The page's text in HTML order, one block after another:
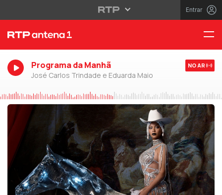
Entrar
Programa da Manhã
José Carlos Trindade e Eduarda Maio
NO AR